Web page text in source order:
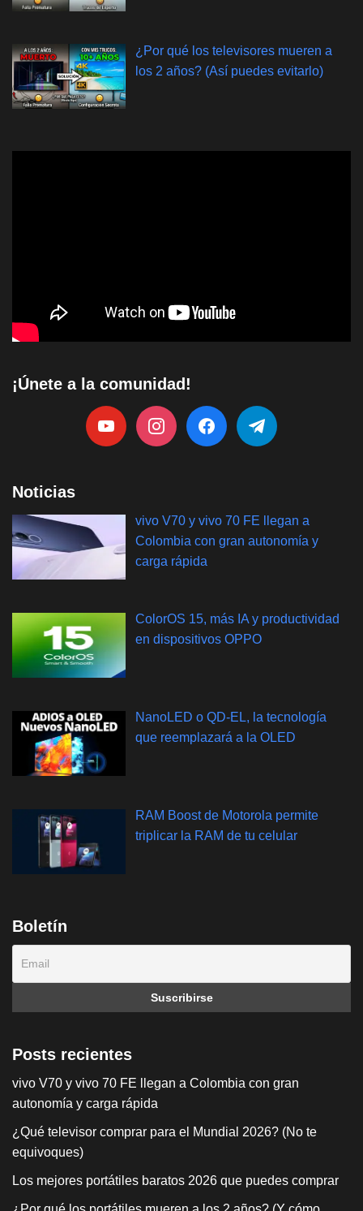
¿Por qué los televisores mueren a
los 2 años? (Así puedes evitarlo)
¡Únete a la comunidad!
Noticias
vivo V70 y vivo 70 FE llegan a
Colombia con gran autonomía y
carga rápida
ColorOS 15, más IA y productividad
en dispositivos OPPO
NanoLED o QD-EL, la tecnología
que reemplazará a la OLED
RAM Boost de Motorola permite
triplicar la RAM de tu celular
Boletín
Posts recientes
vivo V70 y vivo 70 FE llegan a Colombia con gran
autonomía y carga rápida
¿Qué televisor comprar para el Mundial 2026? (No te
equivoques)
Los mejores portátiles baratos 2026 que puedes comprar